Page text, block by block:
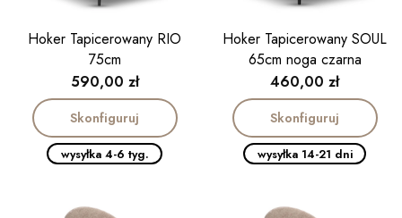
Hoker Tapicerowany RIO
75cm
Cena
590,00 zł
Skonfiguruj
wysyłka 4-6 tyg.
Hoker Tapicerowany SOUL
65cm noga czarna
Cena
460,00 zł
Skonfiguruj
wysyłka 14-21 dni